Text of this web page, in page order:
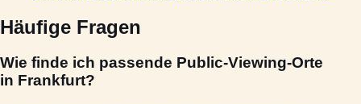
Häufige Fragen
Wie finde ich passende Public-Viewing-Orte
in Frankfurt?